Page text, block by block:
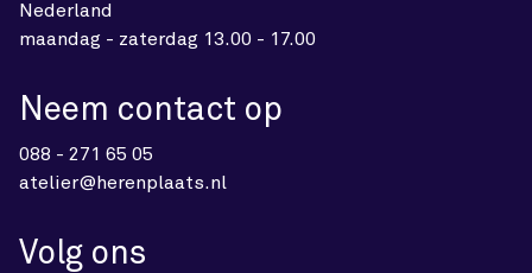
Nederland
maandag - zaterdag 13.00 - 17.00
Neem contact op
088 - 271 65 05
atelier@herenplaats.nl
Volg ons